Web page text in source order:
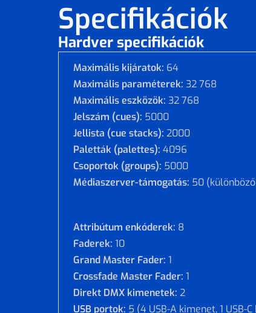
Specifikációk
Hardver specifikációk
Maximális kijáratok: 64
Maximális paraméterek: 32 768
Maximális eszközök: 32 768
Jelszám (cues): 5000
Jellista (cue stacks): 2000
Paletták (palettes): 4096
Csoportok (groups): 5000
Médiaszerver-támogatás: 50
Attribútum enkóderek: 8
Faderek: 10
Grand Master Fader: 1
Crossfade Master Fader: 1
Direkt DMX kimenetek: 2
USB portok: 5 (4 USB-A kimenet, 1 USB-